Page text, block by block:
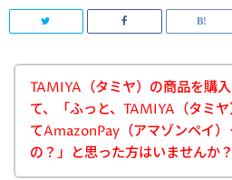
TAMIYA（タミヤ）の商品を購
て、「ふっと、TAMIYA（タミ
てAmazonPay（アマゾンペイ）
の？」と思った方はいませんか？